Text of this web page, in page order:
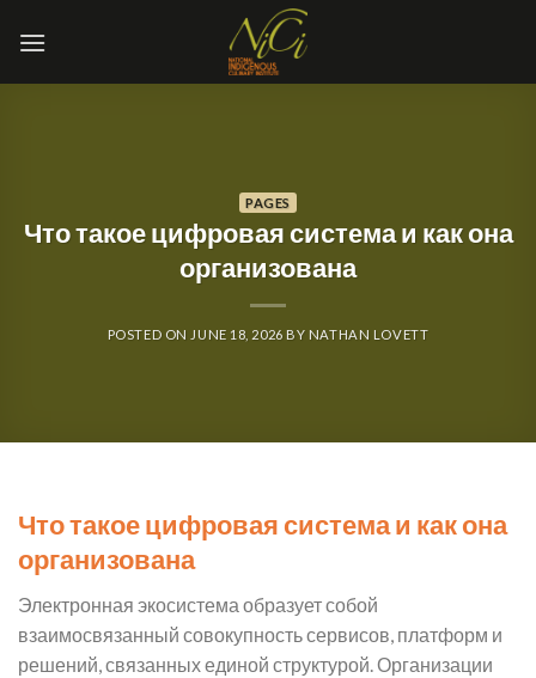
PAGES
Что такое цифровая система и как она
организована
POSTED ON JUNE 18, 2026 BY NATHAN LOVETT
Что такое цифровая система и как она
организована
Электронная экосистема образует собой
взаимосвязанный совокупность сервисов, платформ и
решений, связанных единой структурой. Организации